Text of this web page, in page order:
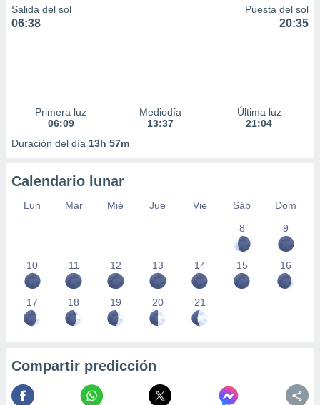
Salida del sol
06:38
Puesta del sol
20:35
Primera luz
06:09
Mediodía
13:37
Última luz
21:04
Duración del día 13h 57m
Calendario lunar
Lun Mar Mié Jue Vie Sáb
Dom
8
9
10 11 12 13 14 15 16
17 18 19 20 21
Compartir predicción